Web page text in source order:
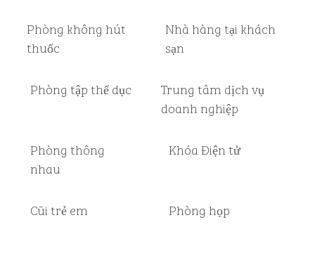
Phòng không hút
thuốc
Nhà hàng tại khách
sạn
Phòng tập thể dục
Trung tâm dịch vụ
doanh nghiệp
Phòng thông
nhau
Khóa Điện tử
Cũi trẻ em Phòng họp